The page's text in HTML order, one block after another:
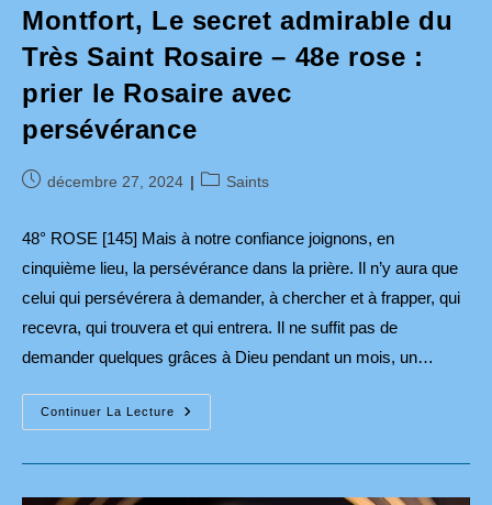
Montfort, Le secret admirable du
Très Saint Rosaire – 48e rose :
prier le Rosaire avec
persévérance
Publication
décembre 27, 2024
PostSaints
48° ROSE [145] Mais à notre confiance joignons, en
cinquième lieu, la persévérance dans la prière. Il n’y aura que
celui qui persévérera à demander, à chercher et à frapper, qui
recevra, qui trouvera et qui entrera. Il ne suffit pas de
demander quelques grâces à Dieu pendant un mois, un…
Continuer La Lecture
St
Louis-